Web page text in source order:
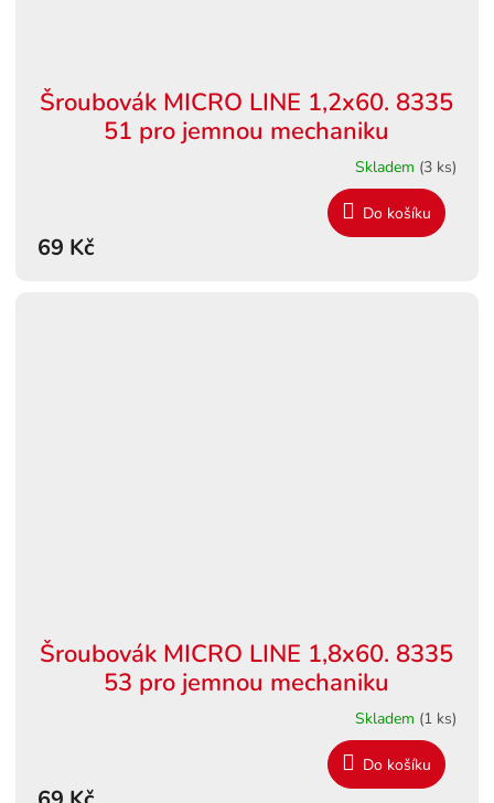
Šroubovák MICRO LINE 1,2x60. 8335
51 pro jemnou mechaniku
Skladem (3 ks)
69 Kč
Do košíku
Šroubovák MICRO LINE 1,8x60. 8335
53 pro jemnou mechaniku
Skladem (1 ks)
Do košíku